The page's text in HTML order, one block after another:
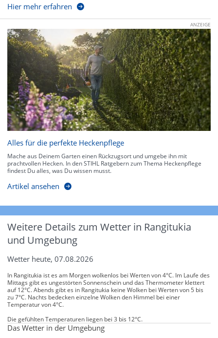
Hier mehr erfahren
ANZEIGE
Alles für die perfekte Heckenpflege
Mache aus Deinem Garten einen Rückzugsort und umgebe ihn mit
prachtvollen Hecken. In den STIHL Ratgebern zum Thema Heckenpflege
findest Du alles, was Du wissen musst.
Artikel ansehen
Weitere Details zum Wetter in Rangitukia
und Umgebung
Wetter heute, 07.08.2026
In Rangitukia ist es am Morgen wolkenlos bei Werten von 4°C. Im Laufe des
Mittags gibt es ungestörten Sonnenschein und das Thermometer klettert
auf 12°C. Abends gibt es in Rangitukia keine Wolken bei Werten von 5 bis
zu 7°C. Nachts bedecken einzelne Wolken den Himmel bei einer
Temperatur von 4°C.
Die gefühlten Temperaturen liegen bei 3 bis 12°C.
Das Wetter in der Umgebung